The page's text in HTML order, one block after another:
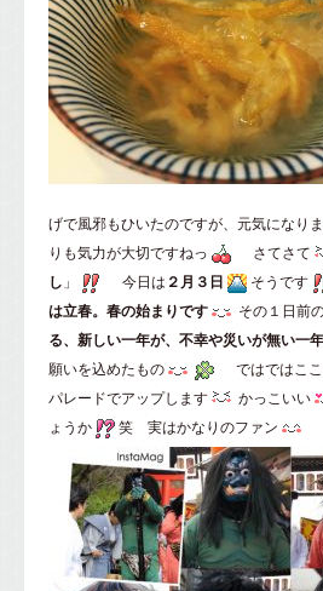
げで風邪もひいたのですが、元気になり
りも気力が大切ですねっ
さてさて
し 」 今日は ２月３日 そうです
は立春。春の始まりです
その１日前
る、新しい一年が、不幸や災いが無い一
願いを込めたもの
ではではこ
パレードでアップします
かっこいい
ょうか
笑 実はかなりのファン